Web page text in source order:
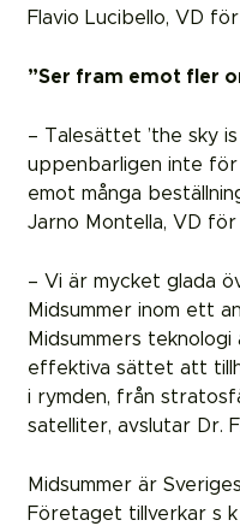
Flavio Lucibello, VD
”Ser fram emot fler
– Talesättet ’the sky
uppenbarligen inte för
emot många
Jarno Montella, VD för
– Vi är mycket glada
Midsummer inom ett
Midsummers
effektiva sättet att
i rymden, från
satelliter, avslutar Dr.
Midsummer är
Företaget tillverkar s